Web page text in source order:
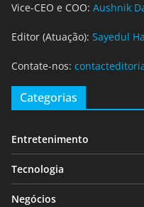
Vice-CEO e COO: Aushnik
Editor (Atuação): Sayedul
Contate-nos:
Categorias
Entretenimento
Tecnologia
Negócios